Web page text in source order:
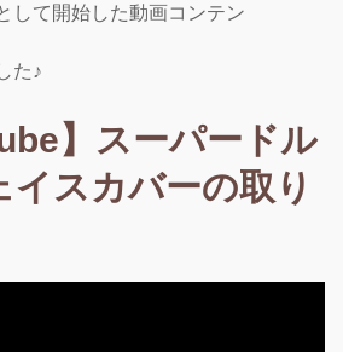
して開始した動画コンテン
た♪
】スーパードル
イスカバーの取り